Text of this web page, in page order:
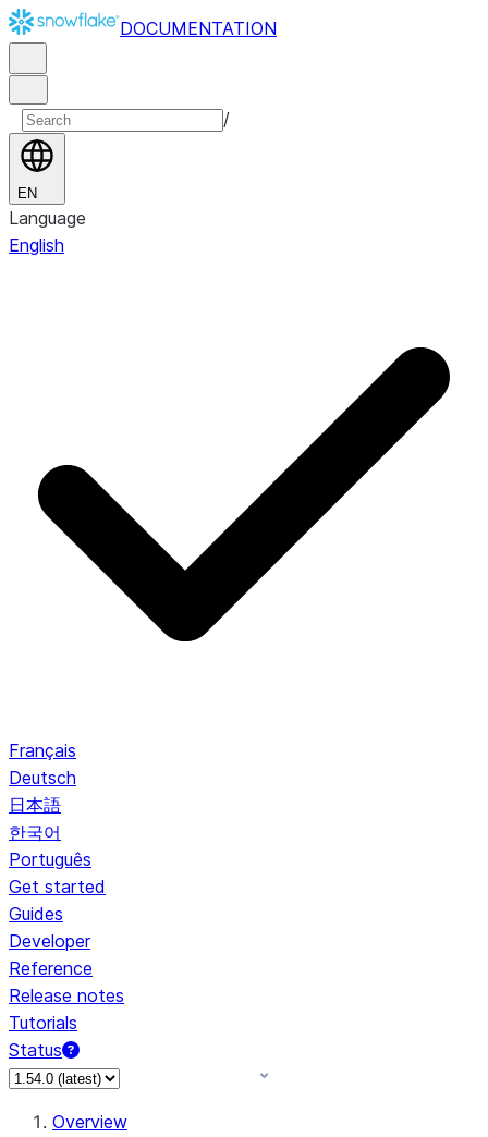
DOCUMENTATION
/
EN
Language
English
Français
Deutsch
日本語
한국어
Português
Get started
Guides
Developer
Reference
Release notes
Tutorials
Status
Overview